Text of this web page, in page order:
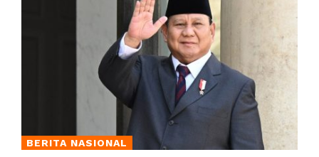
BERITA NASIONAL